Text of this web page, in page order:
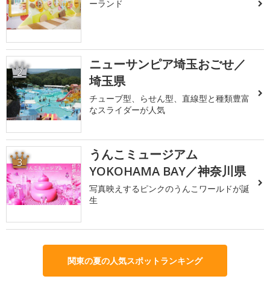
ーランド
2
ニューサンピア埼玉おごせ／
埼玉県
チューブ型、らせん型、直線型と種類豊富
なスライダーが人気
3
うんこミュージアム
YOKOHAMA BAY／神奈川県
写真映えするピンクのうんこワールドが誕
生
関東の夏の人気スポットランキング